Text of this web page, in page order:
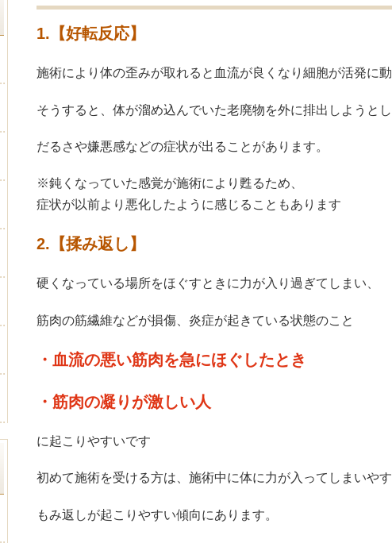
1.【好転反応】
施術により体の歪みが取れると血流が良くなり細胞が活発に
そうすると、体が溜め込んでいた老廃物を外に排出しようと
だるさや嫌悪感などの症状が出ることがあります。
※鈍くなっていた感覚が施術により甦るため、
症状が以前より悪化したように感じることもあります
2.【揉み返し】
硬くなっている場所をほぐすときに力が入り過ぎてしまい、
筋肉の筋繊維などが損傷、炎症が起きている状態のこと
・血流の悪い筋肉を急にほぐしたとき
・筋肉の凝りが激しい人
に起こりやすいです
初めて施術を受ける方は、施術中に体に力が入ってしまいや
もみ返しが起こりやすい傾向にあります。